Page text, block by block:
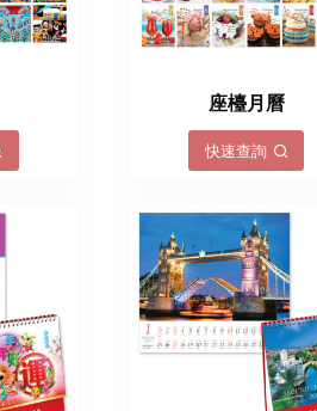
座檯月曆
快速查詢